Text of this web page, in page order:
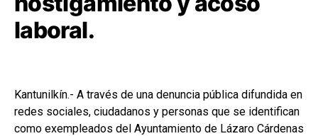
laboral.
Kantunilkín.- A través de una denuncia pública difundida en
redes sociales, ciudadanos y personas que se identifican
como exempleados del Ayuntamiento de Lázaro Cárdenas